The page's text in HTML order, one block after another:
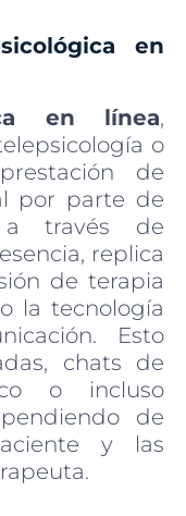
en
en línea,
o
de
por parte de
a través de
replica
de terapia
la tecnología
Esto
chats de
o incluso
de
y las